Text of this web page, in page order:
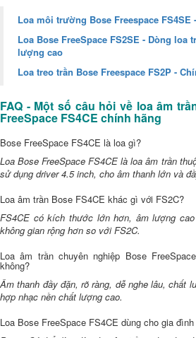
Loa môi trường Bose Freespace
Loa Bose FreeSpace FS2SE - Dòng loa
lượng cao
Loa treo trần Bose Freespace FS2P -
FAQ - Một số câu hỏi về loa âm
FreeSpace FS4CE chính hãng
Bose FreeSpace FS4CE là loa gì?
Loa Bose FreeSpace FS4CE là loa âm trần
sử dụng driver 4.5 inch, cho âm thanh lớn và
Loa âm trần Bose FS4CE khác gì với FS2C?
FS4CE có kích thước lớn hơn, âm lượng
không gian rộng hơn so với FS2C.
Loa âm trần chuyên nghiệp Bose
không?
Âm thanh đầy đặn, rõ ràng, dễ nghe lâu, chất
hợp nhạc nền chất lượng cao.
Loa Bose FreeSpace FS4CE dùng cho gia